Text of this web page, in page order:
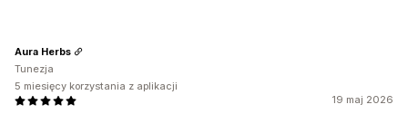
19 maj 2026
Aura Herbs
Tunezja
5 miesięcy korzystania z aplikacji